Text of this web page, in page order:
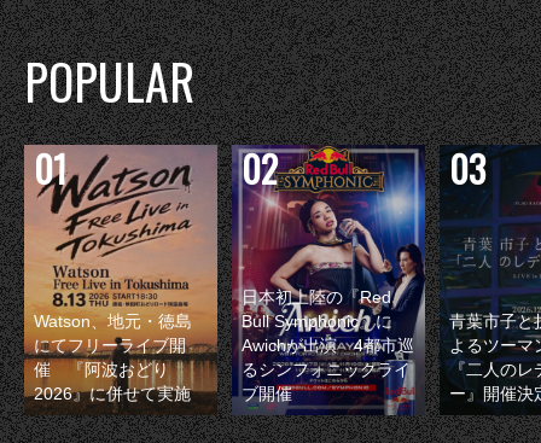
POPULAR
Watson、地元・徳島
にてフリーライブ開
催 『阿波おどり
2026』に併せて実施
日本初上陸の『Red
Bull Symphonic』に
Awichが出演 4都市巡
るシンフォニックライ
ブ開催
青葉市子と
よるツーマ
『二人のレ
ー』開催決